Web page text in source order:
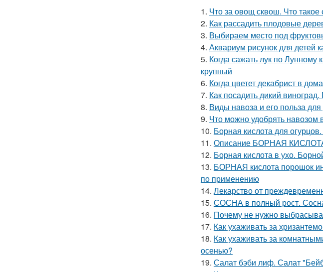
1. Что за овощ сквош. Что такое
2. Как рассадить плодовые
3. Выбираем место под
4. Аквариум рисунок для
5. Когда сажать лук по Лунному
крупный
6. Когда цветет декабрист в
7. Как посадить дикий
8. Виды навоза и его польза
9. Что можно удобрять навозом
10. Борная кислота для
11. Описание БОРНАЯ
12. Борная кислота в ухо.
13. БОРНАЯ кислота порошок
по применению
14. Лекарство от
15. СОСНА в полный рост.
16. Почему не нужно
17. Как ухаживать за
18. Как ухаживать за
осенью?
19. Салат бэби лиф. Салат